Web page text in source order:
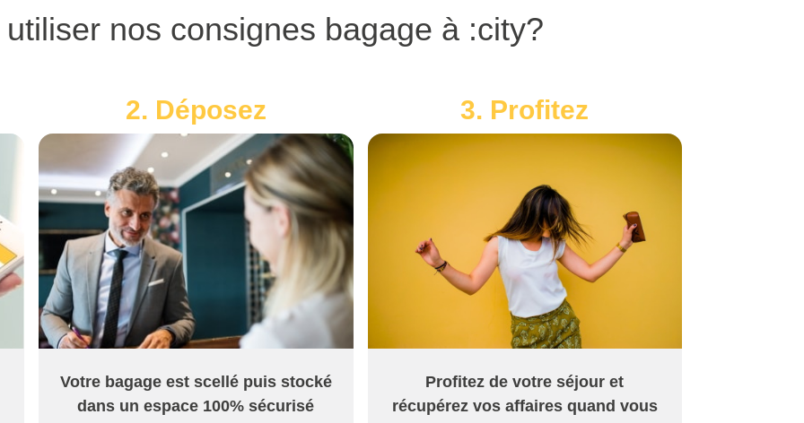
nos consignes bagage à :city?
2. Déposez
Votre bagage est scellé puis stocké
dans un espace 100% sécurisé
3. Profitez
Profitez de votre séjour et
récupérez vos affaires quand vous